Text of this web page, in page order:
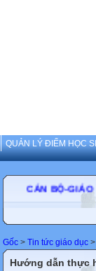
QUẢN LÝ ĐIỂM HỌC
CÁN BỘ-
Gốc > Tin tức giáo dục >
Hướng dẫn thực